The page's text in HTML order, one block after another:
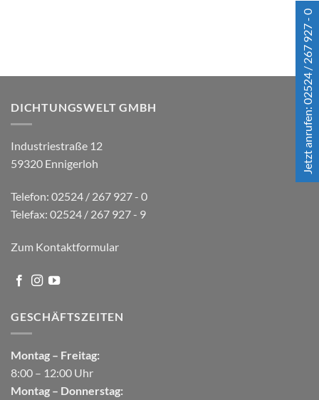
DICHTUNGSWELT GMBH
Industriestraße 12
59320 Ennigerloh
Telefon: 02524 / 267 927 - 0
Telefax: 02524 / 267 927 - 9
Zum Kontaktformular
GESCHÄFTSZEITEN
Montag – Freitag:
8:00 – 12:00 Uhr
Montag – Donnerstag:
Jetzt anrufen: 02524 / 267 927 - 0